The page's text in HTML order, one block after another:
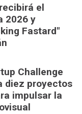
el
2026 y
Fastard"
Challenge
diez proyectos
impulsar la